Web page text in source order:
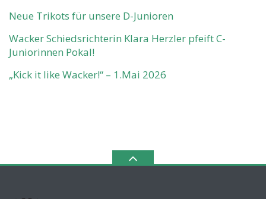
Neue Trikots für unsere D-Junioren
Wacker Schiedsrichterin Klara Herzler pfeift C-
Juniorinnen Pokal!
„Kick it like Wacker!“ – 1.Mai 2026